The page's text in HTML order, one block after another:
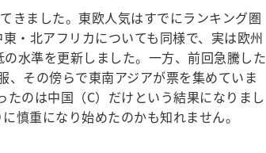
きました。東欧人気はすでにランキング圏
・北アフリカについても同様で、実は欧州
水準を更新しました。一方、前回急騰した
、その傍らで東南アジアが票を集めていま
たのは中国（C）だけという結果になりまし
慎重になり始めたのかも知れません。